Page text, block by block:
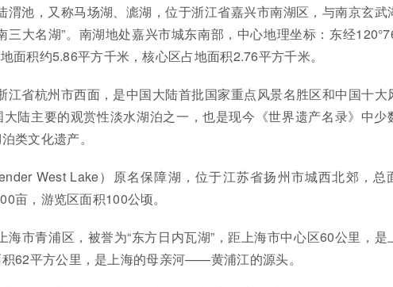
渭池，又称马场湖、滮湖，位于浙江省嘉兴市南湖区，与南京玄武
三大名湖”。南湖地处嘉兴市城东南部，中心地理坐标：东经
面积约5.86平方千米，核心区占地面积2.76平方千米。
江省杭州市西面，是中国大陆首批国家重点风景名胜区和中国十大
陆主要的观赏性淡水湖泊之一，也是现今《世界遗产名录》中少
类文化遗产。
West Lake）原名保障湖，位于江苏省扬州市城西北郊，总
亩，游览区面积100公顷。
海市青浦区，被誉为“东方日内瓦湖”，距上海市中心区60公里，是
62平方公里，是上海的母亲河——黄浦江的源头。